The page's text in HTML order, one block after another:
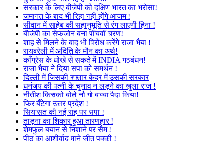
सरकार के लिए बीजेपी को दक्षिण भारत का भरोसा!
जमानत के बाद भी रिहा नहीं होंगे आजम !
सीवान में साहेब की सहानुभूति से रंग लाएगी हिना !
बीजेपी का सेफजोन बना पाँचवाँ चरण!
शाह से मिलने के बाद भी विरोध करेंगे राजा भैया !
रायबरेली में अदिति के मौन का अर्थ!
काँग्रेस के धोखे से सकते में INDIA गठबंधन!
राजा भैया ने दिया सपा को समर्थन !
दिल्ली में जिसकी रफ्तार केंद्र में उसकी सरकार
धनंजय की पत्नी के चुनाव न लड़ने का खुला राज !
नीतीश किसको बोले नौ गो बच्चा पैदा किया!
फिर बँटेगा उत्तर प्रदेश !
सियासत की नई राह पर सपा !
ताड़ना का शिकार हुआ तारणहार !
शेमफुल बयान से निशाने पर सैम !
पीठ का आशीर्वाद माने जीत पक्की !